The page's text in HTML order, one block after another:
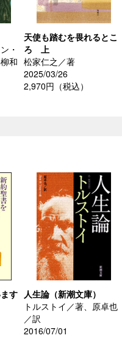
・
和
天使も踏むを畏れるとこ
ろ 上
松家仁之／著
2025/03/26
2,970円（税込）
す 人生論（新潮文庫）
トルストイ／著、原卓也
／訳
2016/07/01